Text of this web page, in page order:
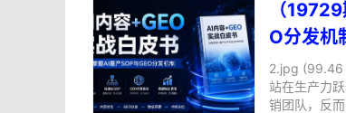
（
O分发机
2.jpg (99.46
站在生产力
销团队，反